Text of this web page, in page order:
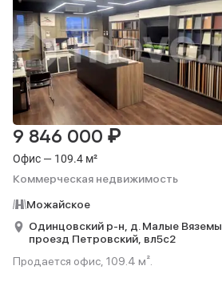
Офис — 109.4 м²
Коммерческая недвижимость
9 846 000 ₽
Можайское
Одинцовский р-н, д. Малые Вяземы,
проезд Петровский, вл5с2
Продается офис, 109.4 м².